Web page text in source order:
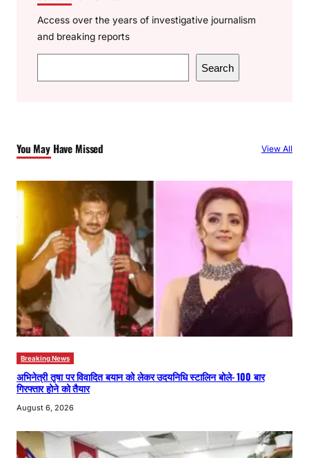
Access over the years of investigative journalism
and breaking reports
e
h
Search
You May Have Missed View All
Breaking News
अभिनेत्री तृषा पर विवादित बयान को लेकर उदयनिधि स्टालिन बोले- 100 बार
गिरफ्तार होने को तैयार
August 6, 2026